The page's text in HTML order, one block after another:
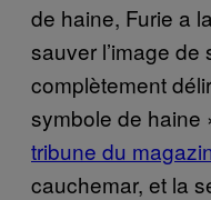
de haine, Furie a
sauver l’image de
complètement
symbole de haine
tribune du
cauchemar, et la